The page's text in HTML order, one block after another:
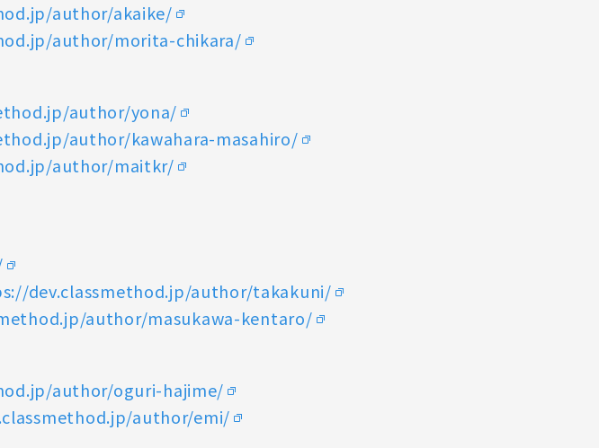
author/akaike/
author/morita-chikara/
author/yona/
author/kawahara-masahiro/
author/maitkr/
dev.classmethod.jp/author/takakuni/
author/masukawa-kentaro/
author/oguri-hajime/
author/emi/